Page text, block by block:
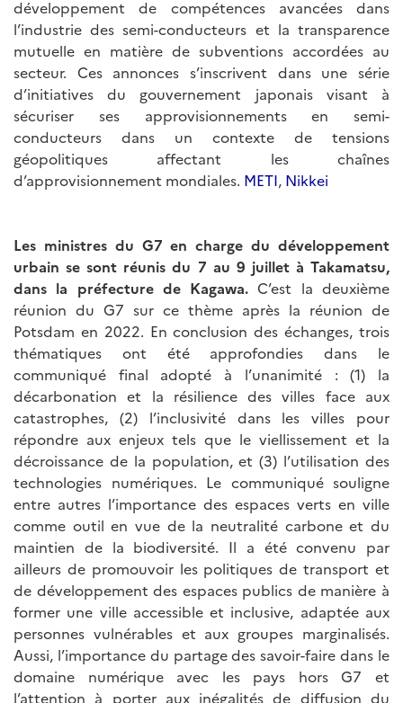
développement de compétences avancées dans
l’industrie des semi-conducteurs et la transparence
mutuelle en matière de subventions accordées au
secteur. Ces annonces s’inscrivent dans une série
d’initiatives du gouvernement japonais visant à
sécuriser ses approvisionnements en semi-
conducteurs dans un contexte de tensions
géopolitiques affectant les chaînes
d’approvisionnement mondiales. METI, Nikkei
Les ministres du G7 en charge du développement
urbain se sont réunis du 7 au 9 juillet à Takamatsu,
dans la préfecture de Kagawa. C’est la deuxième
réunion du G7 sur ce thème après la réunion de
Potsdam en 2022. En conclusion des échanges, trois
thématiques ont été approfondies dans le
communiqué final adopté à l’unanimité : (1) la
décarbonation et la résilience des villes face aux
catastrophes, (2) l’inclusivité dans les villes pour
répondre aux enjeux tels que le viellissement et la
décroissance de la population, et (3) l’utilisation des
technologies numériques. Le communiqué souligne
entre autres l’importance des espaces verts en ville
comme outil en vue de la neutralité carbone et du
maintien de la biodiversité. Il a été convenu par
ailleurs de promouvoir les politiques de transport et
de développement des espaces publics de manière à
former une ville accessible et inclusive, adaptée aux
personnes vulnérables et aux groupes marginalisés.
Aussi, l’importance du partage des savoir-faire dans le
domaine numérique avec les pays hors G7 et
l’attention à porter aux inégalités de diffusion du